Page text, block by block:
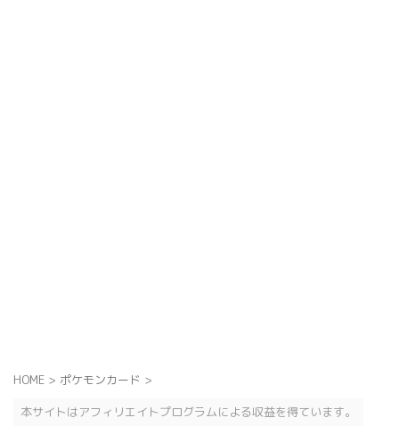
HOME > ポケモンカード >
本サイトはアフィリエイトプログラムによる収益を得ています。